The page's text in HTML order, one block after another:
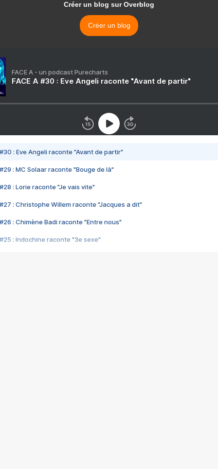
Créer un blog sur Overblog
Créer un blog
FACE A - un podcast Purecharts
FACE A #30 : Eve Angeli raconte "Avant de partir"
#30 : Eve Angeli raconte "Avant de partir"
#29 : MC Solaar raconte "Bouge de là"
#28 : Lorie raconte "Je vais vite"
#27 : Christophe Willem raconte "Jacques a dit"
#26 : Chimène Badi raconte "Entre nous"
#25 : Indochine raconte "3e sexe"